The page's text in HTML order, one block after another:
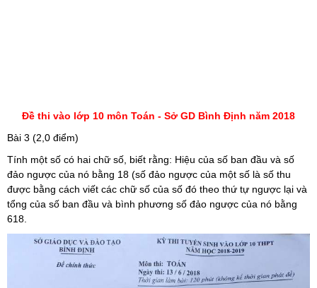
Đề thi vào lớp 10 môn Toán - Sở GD Bình Định năm 2018
Bài 3 (2,0 điểm)
Tính một số có hai chữ số, biết rằng: Hiệu của số ban đầu và số
đảo ngược của nó bằng 18 (số đảo ngược của một số là số thu
được bằng cách viết các chữ số của số đó theo thứ tự ngược lại và
tổng của số ban đầu và bình phương số đảo ngược của nó bằng
618.